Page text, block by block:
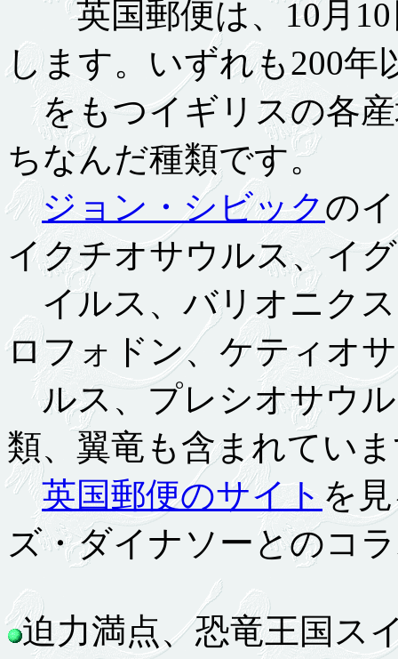
英国郵便は、10月10
します。いずれも200年
をもつイギリスの各
ちなんだ種類です。
ジョン・シビックの
イクチオサウルス、イ
イルス、バリオニク
ロフォドン、ケティオ
ルス、プレシオサウ
類、翼竜も含まれてい
英国郵便のサイト を
ズ・ダイナソーとのコ
迫力満点、恐竜王国ス